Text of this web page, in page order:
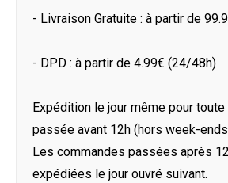
- Livraison Gratuite : à partir de
- DPD : à partir de 4.99€ (24/48h)
Expédition le jour même pour
passée avant 12h (hors week-
Les commandes passées après
expédiées le jour ouvré suivant.